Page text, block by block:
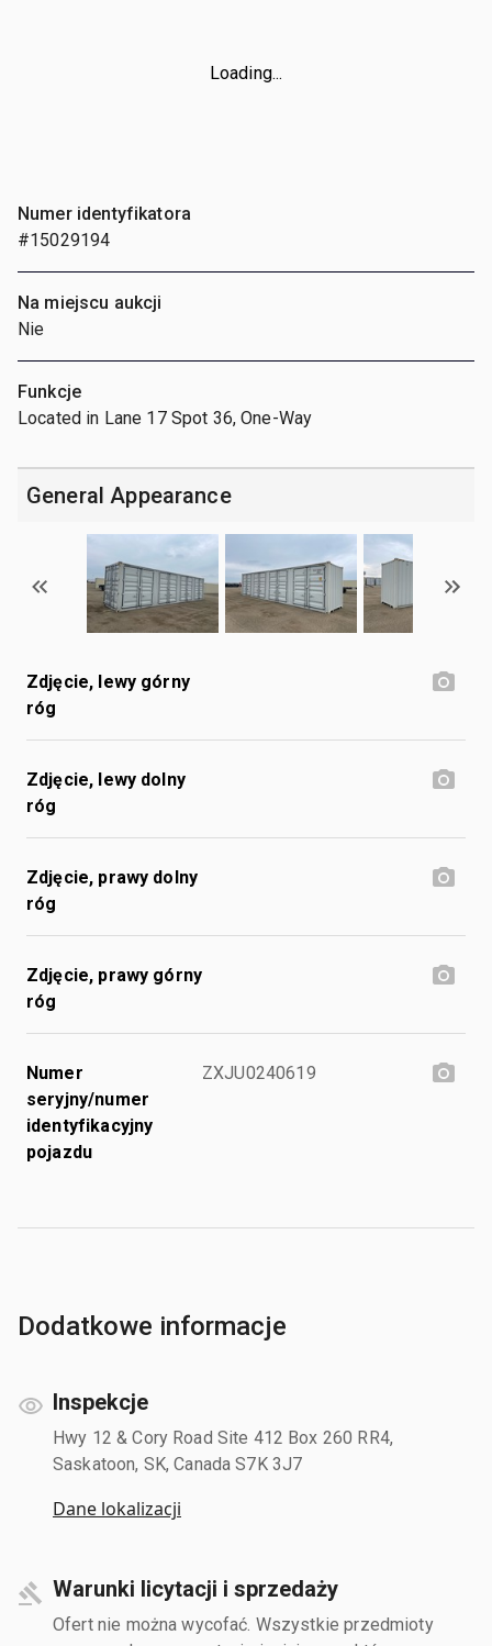
Loading...
Numer identyfikatora
#15029194
Na miejscu aukcji
Nie
Funkcje
Located in Lane 17 Spot 36, One-Way
General Appearance
Zdjęcie, lewy górny
róg
Zdjęcie, lewy dolny
róg
Zdjęcie, prawy dolny
róg
Zdjęcie, prawy górny
róg
Numer
seryjny/numer
identyfikacyjny
pojazdu
ZXJU0240619
Dodatkowe informacje
Inspekcje
Hwy 12 & Cory Road Site 412 Box 260 RR4,
Saskatoon, SK, Canada S7K 3J7
Dane lokalizacji
Warunki licytacji i sprzedaży
Ofert nie można wycofać. Wszystkie przedmioty